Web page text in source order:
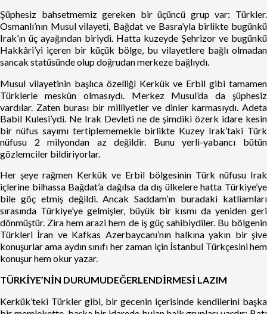
Şüphesiz bahsetmemiz gereken bir üçüncü grup var: Türkler.
Osmanlı’nın Musul vilayeti, Bağdat ve Basra’yla birlikte bugünkü
Irak’ın üç ayağından biriydi. Hatta kuzeyde Şehrizor ve bugünkü
Hakkâri’yi içeren bir küçük bölge, bu vilayetlere bağlı olmadan
sancak statüsünde olup doğrudan merkeze bağlıydı.
Musul vilayetinin başlıca özelliği Kerkük ve Erbil gibi tamamen
Türklerle meskûn olmasıydı. Merkez Musul’da da şüphesiz
vardılar. Zaten burası bir milliyetler ve dinler karmasıydı. Adeta
Babil Kulesi’ydi. Ne Irak Devleti ne de şimdiki özerk idare kesin
bir nüfus sayımı tertiplememekle birlikte Kuzey Irak’taki Türk
nüfusu 2 milyondan az değildir. Bunu yerli-yabancı bütün
gözlemciler bildiriyorlar.
Her şeye rağmen Kerkük ve Erbil bölgesinin Türk nüfusu Irak
içlerine bilhassa Bağdat’a dağılsa da dış ülkelere hatta Türkiye’ye
bile göç etmiş değildi. Ancak Saddam’ın buradaki katliamları
sırasında Türkiye’ye gelmişler, büyük bir kısmı da yeniden geri
dönmüştür. Zira hem arazi hem de iş güç sahibiydiler. Bu bölgenin
Türkleri İran ve Kafkas Azerbaycanı’nın halkına yakın bir şive
konuşurlar ama aydın sınıfı her zaman için İstanbul Türkçesini hem
konuşur hem okur yazar.
TÜRKİYE’NİN DURUMUDEĞERLENDİRMESİ LAZIM
Kerkük’teki Türkler gibi, bir gecenin içerisinde kendilerini başka